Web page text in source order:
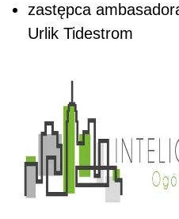
zastępca
Urlik Tidestrom